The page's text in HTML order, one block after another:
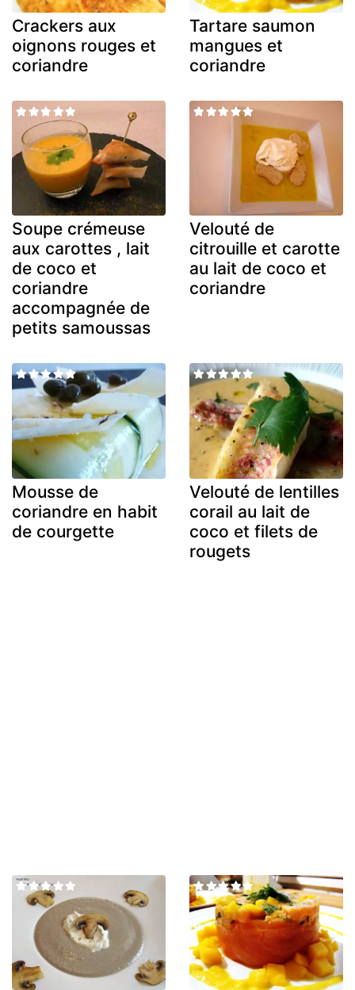
Crackers aux
oignons rouges et
coriandre
Tartare saumon
mangues et
coriandre
Soupe crémeuse
aux carottes , lait
de coco et
coriandre
accompagnée de
petits samoussas
Velouté de
citrouille et carotte
au lait de coco et
coriandre
Mousse de
coriandre en habit
de courgette
Velouté de lentilles
corail au lait de
coco et filets de
rougets